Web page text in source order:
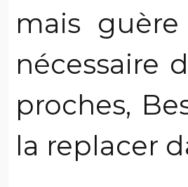
mais
nécessaire
proches,
la replacer